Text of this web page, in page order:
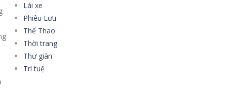
Lái xe
Phiêu Lưu
Thể Thao
Thời trang
Thư giãn
Trí tuệ